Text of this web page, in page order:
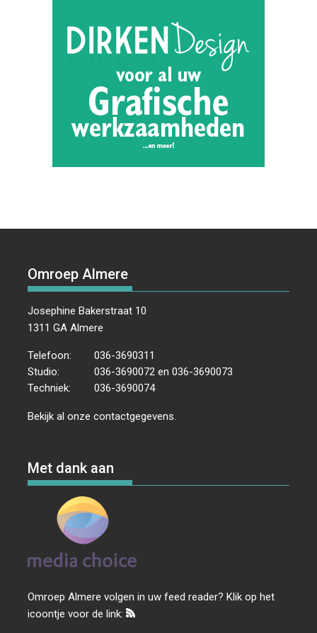
Omroep Almere
Josephine Bakerstraat 10
1311 GA Almere
Telefoon:
036-3690311
Studio:
036-3690072 en 036-3690073
Techniek:
036-3690074
Bekijk al onzecontactgegevens
Met dank aan
Omroep Almere volgen in uw feed reader? Klik op het
icoontje voor de link: